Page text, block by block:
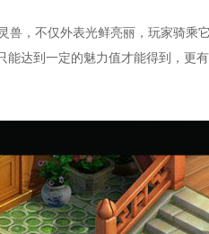
，不仅外表光鲜亮丽，玩家骑乘
能达到一定的魅力值才能得到，更